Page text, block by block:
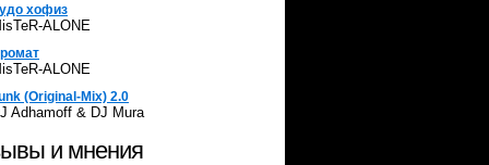
хофиз
ALONE
ALONE
(Original-Mix) 2.0
Adhamoff & DJ Mura
и мнения